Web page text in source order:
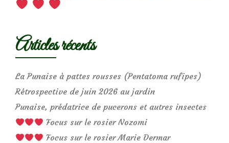
Articles récents
La Punaise à pattes rousses (Pentatoma rufipes)
Rétrospective de juin 2026 au jardin
Punaise, prédatrice de pucerons et autres insectes
Focus sur le rosier Nozomi
Focus sur le rosier Marie Dermar